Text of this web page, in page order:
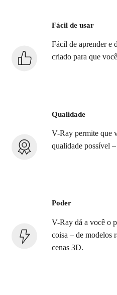
Fácil de usar
Fácil de aprender e
criado para que
Qualidade
V-Ray permite que
qualidade possível
Poder
V-Ray dá a você o
coisa – de modelos
cenas 3D.